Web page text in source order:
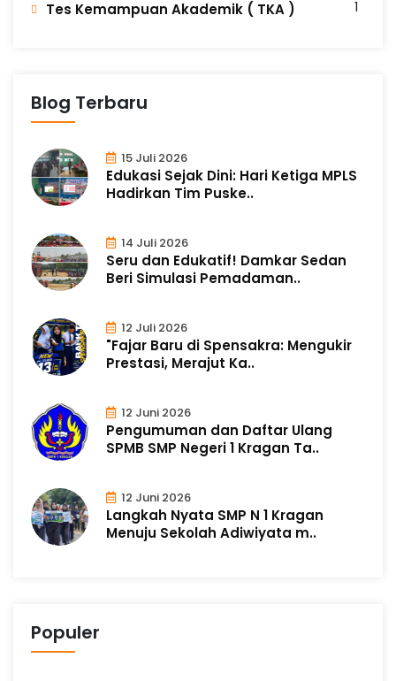
Tes Kemampuan Akademik ( TKA ) 1
Blog Terbaru
15 Juli 2026
Edukasi Sejak Dini: Hari Ketiga MPLS
Hadirkan Tim Puske..
14 Juli 2026
Seru dan Edukatif! Damkar Sedan
Beri Simulasi Pemadaman..
12 Juli 2026
"Fajar Baru di Spensakra: Mengukir
Prestasi, Merajut Ka..
12 Juni 2026
Pengumuman dan Daftar Ulang
SPMB SMP Negeri 1 Kragan Ta..
12 Juni 2026
Langkah Nyata SMP N 1 Kragan
Menuju Sekolah Adiwiyata m..
Populer